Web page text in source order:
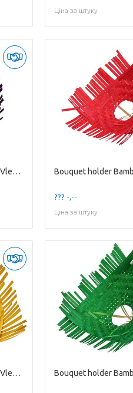
Ціна за штуку
Bouquet holder Bamboo Vlecht D25cm
??? -,--
Ціна за штуку
Bouquet holder Bamboo Vlecht D30cm